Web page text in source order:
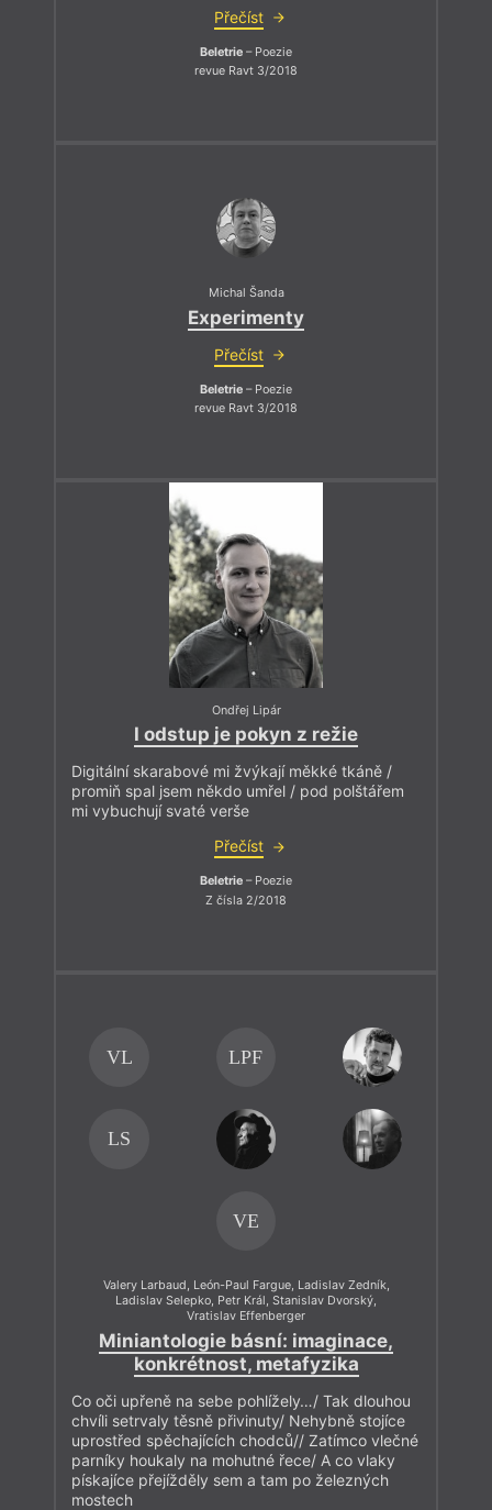
Přečíst
Beletrie – Poezie
revue Ravt 3/2018
Michal Šanda
Experimenty
Přečíst
Beletrie – Poezie
revue Ravt 3/2018
Ondřej Lipár
I odstup je pokyn z režie
Digitální skarabové mi žvýkají měkké tkáně /
promiň spal jsem někdo umřel / pod polštářem
mi vybuchují svaté verše
Přečíst
Beletrie – Poezie
Z čísla 2/2018
VL LPF
LS
VE
Valery Larbaud, León-Paul Fargue, Ladislav Zedník,
Ladislav Selepko, Petr Král, Stanislav Dvorský,
Vratislav Effenberger
Miniantologie básní: imaginace,
konkrétnost, metafyzika
Co oči upřeně na sebe pohlížely…/ Tak dlouhou
chvíli setrvaly těsně přivinuty/ Nehybně stojíce
uprostřed spěchajících chodců// Zatímco vlečné
parníky houkaly na mohutné řece/ A co vlaky
pískajíce přejížděly sem a tam po železných
mostech